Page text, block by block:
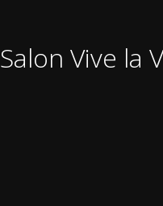
Salon Vive la